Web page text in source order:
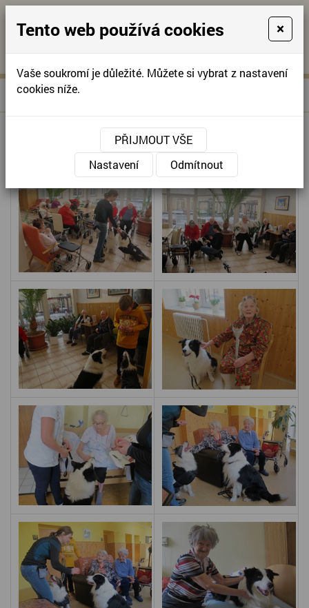
+420info@domov-
Úvodní stránka
CANISTERAPIE
Tento web používá cookies ×
Vaše soukromí je důležité. Můžete si vybrat z nastavení
cookies níže.
PŘIJMOUT VŠE
Nastavení
Odmítnout